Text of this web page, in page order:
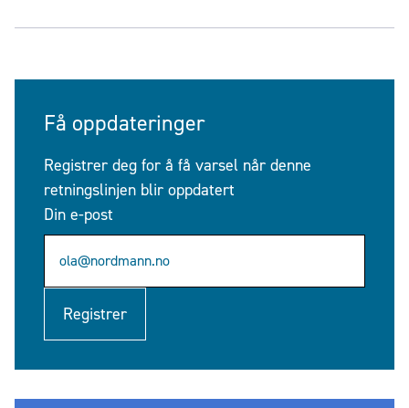
Få oppdateringer
Registrer deg for å få varsel når denne
retningslinjen blir oppdatert
Din e-post
Registrer